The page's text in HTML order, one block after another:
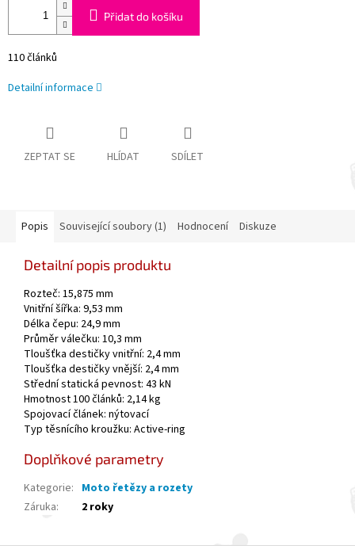
Přidat do košíku
110 článků
Detailní informace
ZEPTAT SE HLÍDAT SDÍLET
Popis Související soubory (1) Hodnocení Diskuze
Detailní popis produktu
Rozteč: 15,875 mm
Vnitřní šířka: 9,53 mm
Délka čepu: 24,9 mm
Průměr válečku: 10,3 mm
Tloušťka destičky vnitřní: 2,4 mm
Tloušťka destičky vnější: 2,4 mm
Střední statická pevnost: 43 kN
Hmotnost 100 článků: 2,14 kg
Spojovací článek: nýtovací
Typ těsnícího kroužku: Active-ring
Doplňkové parametry
Kategorie: Moto řetězy a rozety
Záruka: 2 roky